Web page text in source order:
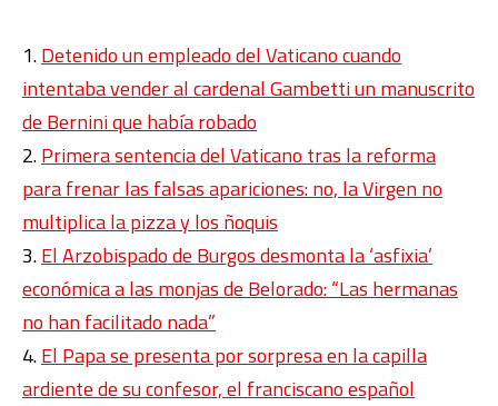
Detenido un empleado del Vaticano cuando
intentaba vender al cardenal Gambetti un manuscrito
de Bernini que había robado
Primera sentencia del Vaticano tras la reforma
para frenar las falsas apariciones: no, la Virgen no
multiplica la pizza y los ñoquis
El Arzobispado de Burgos desmonta la ‘asfixia’
económica a las monjas de Belorado: “Las hermanas
no han facilitado nada”
El Papa se presenta por sorpresa en la capilla
ardiente de su confesor, el franciscano español